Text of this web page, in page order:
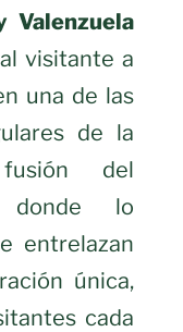
Valenzuela
visitante a
una de las
de la
del
donde lo
entrelazan
única,
cada